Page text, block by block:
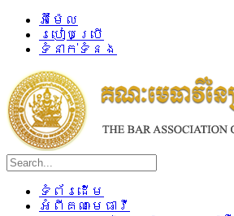
អ៊ីម៉ែល
របៀបប្រើ
ទំនាក់ទំនង
ទំព័រដើម
អំពីគណៈមេធាវី